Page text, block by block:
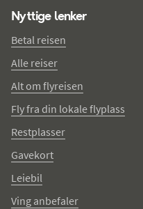
Nyttige lenker
Betal reisen
Alle reiser
Alt om flyreisen
Fly fra din lokale flyplass
Restplasser
Gavekort
Leiebil
Ving anbefaler